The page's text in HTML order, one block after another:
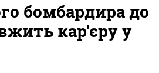
бомбардира до
кар'єру у